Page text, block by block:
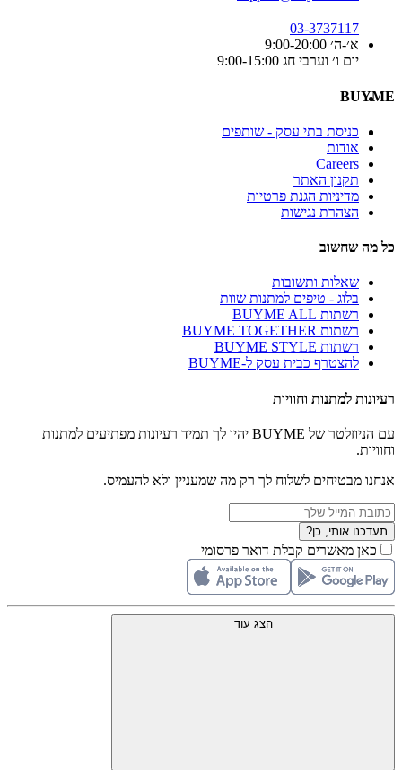
03-3737117
א׳-ה׳ 9:00-20:00
יום ו׳ וערבי חג 9:00-15:00
BUYME
כניסת בתי עסק - שותפים
אודות
Careers
תקנון האתר
מדיניות הגנת פרטיות
הצהרת נגישות
כל מה שחשוב
שאלות ותשובות
בלוג - טיפים למתנות שוות
רשתות BUYME ALL
רשתות BUYME TOGETHER
רשתות BUYME STYLE
להצטרף כבית עסק ל-BUYME
רעיונות למתנות וחוויות
עם הניוזלטר של BUYME יהיו לך תמיד רעיונות מפתיעים למתנות
וחוויות.
אנחנו מבטיחים לשלוח לך רק מה שמעניין ולא להעמיס.
תעדכנו אותי, כן?
כאן מאשרים קבלת דואר פרסומי
הצג עוד